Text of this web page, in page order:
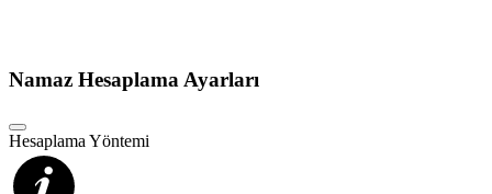
Namaz Hesaplama Ayarları
Hesaplama Yöntemi